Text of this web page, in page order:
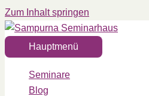
Zum Inhalt springen
Hauptmenü
Seminare
Blog